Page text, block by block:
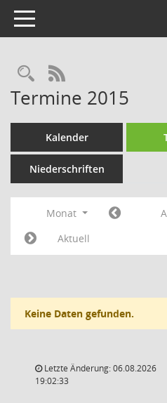
Toggle navigation
RSS-Feed
Termine 2015
Kalender
Niederschriften
Monat
Aktuell
Keine Daten gefunden.
Letzte Änderung: 06.08.2026
19:02:33